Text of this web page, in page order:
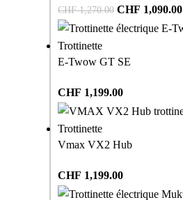
CHF1,270.00 CHF 1,090.00
Trottinette
E-Twow GT SE
CHF 1,199.00
Trottinette
Vmax VX2 Hub
CHF 1,199.00